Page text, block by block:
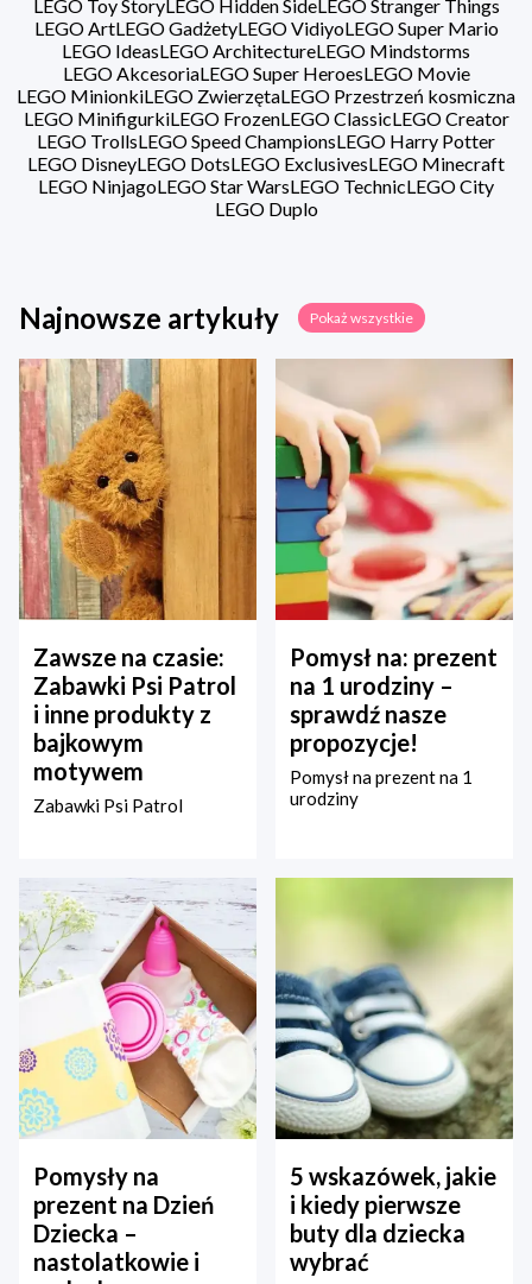
LEGO Toy StoryLEGO Hidden SideLEGO Stranger Things
LEGO ArtLEGO GadżetyLEGO VidiyoLEGO Super Mario
LEGO IdeasLEGO ArchitectureLEGO Mindstorms
LEGO AkcesoriaLEGO Super HeroesLEGO Movie
LEGO MinionkiLEGO ZwierzętaLEGO Przestrzeń kosmiczna
LEGO MinifigurkiLEGO FrozenLEGO ClassicLEGO Creator
LEGO TrollsLEGO Speed ChampionsLEGO Harry Potter
LEGO DisneyLEGO DotsLEGO ExclusivesLEGO Minecraft
LEGO NinjagoLEGO Star WarsLEGO TechnicLEGO City
LEGO Duplo
Najnowsze artykuły Pokaż wszystkie
Zawsze na czasie:
Zabawki Psi Patrol
i inne produkty z
bajkowym
motywem
Zabawki Psi Patrol
Pomysł na: prezent
na 1 urodziny –
sprawdź nasze
propozycje!
Pomysł na prezent na 1
urodziny
Pomysły na
prezent na Dzień
Dziecka –
nastolatkowie i
5 wskazówek, jakie
i kiedy pierwsze
buty dla dziecka
wybrać